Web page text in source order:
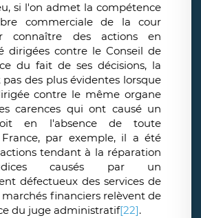
si l'on admet la compétence
commerciale de la cour
connaître des actions en
dirigées contre le Conseil de
du fait de ses décisions, la
des plus évidentes lorsque
contre le même organe
carences qui ont causé un
en l'absence de toute
par exemple, il a été
tendant à la réparation
causés par un
défectueux des services de
financiers relèvent de
du juge administratif[22].